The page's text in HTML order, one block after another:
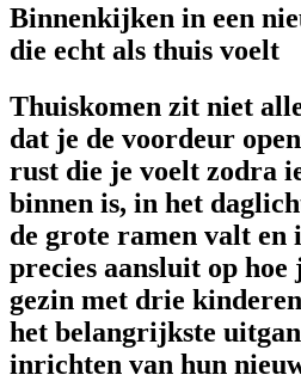
Binnenkijken in een
die echt als thuis voelt
Thuiskomen zit niet
dat je de voordeur
rust die je voelt zodra
binnen is, in het
de grote ramen valt en
precies aansluit op
gezin met drie
het belangrijkste
inrichten van hun